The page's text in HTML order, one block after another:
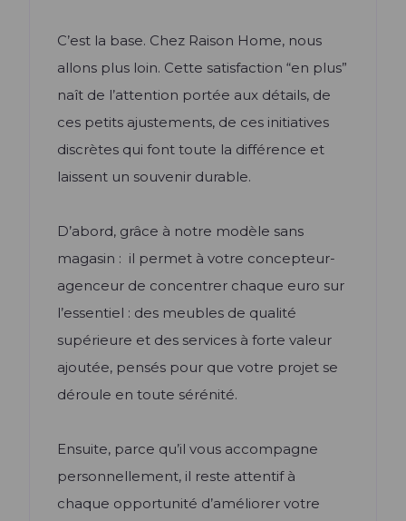
C’est la base. Chez Raison Home, nous
allons plus loin. Cette satisfaction “en plus”
naît de l’attention portée aux détails, de
ces petits ajustements, de ces initiatives
discrètes qui font toute la différence et
laissent un souvenir durable.
D’abord, grâce à notre modèle sans
magasin : il permet à votre concepteur-
agenceur de concentrer chaque euro sur
l’essentiel : des meubles de qualité
supérieure et des services à forte valeur
ajoutée, pensés pour que votre projet se
déroule en toute sérénité.
Ensuite, parce qu’il vous accompagne
personnellement, il reste attentif à
chaque opportunité d’améliorer votre